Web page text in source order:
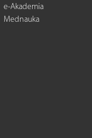
e-Akademia
Mednauka